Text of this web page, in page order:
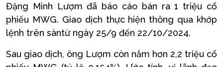
Đặng Minh Lượm đã báo cáo bán ra 1 triệu cổ
phiếu MWG. Giao dịch thực hiện thông qua khớp
lệnh trên sàntừ ngày 25/9 đến 22/10/2024.
Sau giao dịch, ông Lượm còn nắm hơn 2,2 triệu cổ